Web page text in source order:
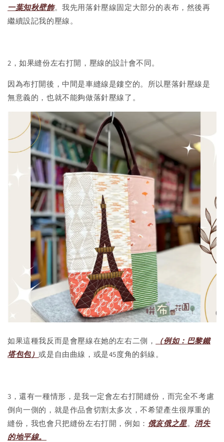
一葉知秋壁飾。我先用落針壓線固定大部分的表布，然後再
繼續設記我的壓線。
2，如果縫份左右打開，壓線的設計會不同。
因為布打開後，中間是車縫線是鏤空的。所以壓落針壓線是
無意義的，也就不能夠做落針壓線了。
如果這種我反而是會壓線在她的左右二側，
（例如：巴黎鐵
塔包包）或是自由曲線，或是45度角的斜線。
3，還有一種情形，是我一定會左右打開縫份，而完全不考慮
倒向一側的，就是作品會切割太多次，不希望產生很厚重的
縫份，我也會只把縫份左右打開，例如： 俄亥俄之星。 消失
的地平線。